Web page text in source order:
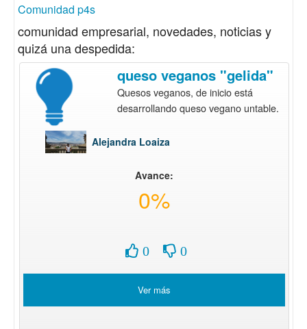
Comunidad p4s
comunidad empresarial, novedades, noticias y
quizá una despedida:
queso veganos "gelida"
Quesos veganos, de inicio está
desarrollando queso vegano untable.
Alejandra Loaiza
Avance:
0%
0 0
Ver más